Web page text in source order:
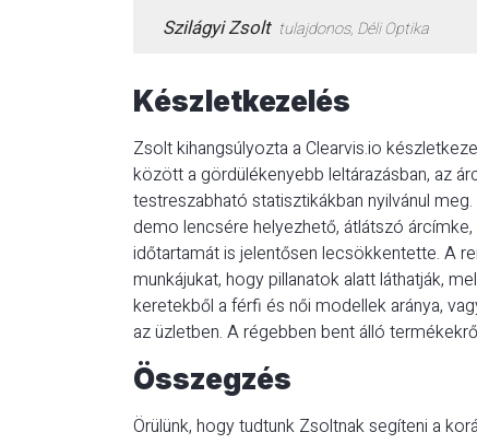
Szilágyi Zsolt tulajdonos, Déli Optika
Készletkezelés
Zsolt kihangsúlyozta a Clearvis.io
között a gördülékenyebb leltárazásban, az
testreszabható statisztikákban nyilvánul
demo lencsére helyezhető, átlátszó
időtartamát is jelentősen lecsökkentette. A
munkájukat, hogy pillanatok alatt láthatják,
keretekből a férfi és női modellek aránya,
az üzletben. A régebben bent álló
Összegzés
Örülünk, hogy tudtunk Zsoltnak segíteni a